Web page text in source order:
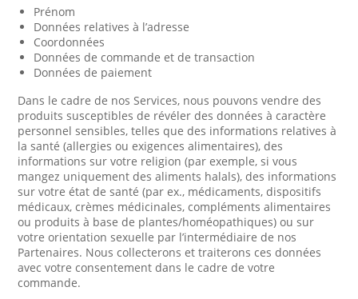
Prénom
Données relatives à l’adresse
Coordonnées
Données de commande et de transaction
Données de paiement
Dans le cadre de nos Services, nous pouvons vendre des
produits susceptibles de révéler des données à caractère
personnel sensibles, telles que des informations relatives à
la santé (allergies ou exigences alimentaires), des
informations sur votre religion (par exemple, si vous
mangez uniquement des aliments halals), des informations
sur votre état de santé (par ex., médicaments, dispositifs
médicaux, crèmes médicinales, compléments alimentaires
ou produits à base de plantes/homéopathiques) ou sur
votre orientation sexuelle par l’intermédiaire de nos
Partenaires. Nous collecterons et traiterons ces données
avec votre consentement dans le cadre de votre
commande.